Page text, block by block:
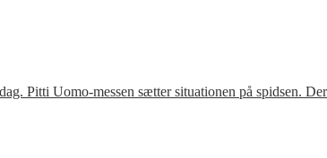
Pitti Uomo-messen sætter situationen på spidsen.